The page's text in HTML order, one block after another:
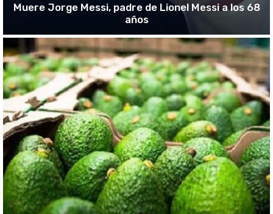
Muere Jorge Messi, padre de Lionel Messi a los 68
años